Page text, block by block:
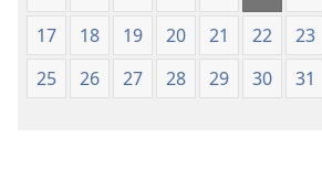
17
18 19 20 21 22 23
25
26 27 28 29 30 31